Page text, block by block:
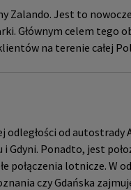
Zalando. Jest to
Głównym celem tego
na terenie całej
od autostrady
Gdyni. Ponadto, jest
połączenia lotnicze. W
czy Gdańska